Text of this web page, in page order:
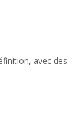
avec des